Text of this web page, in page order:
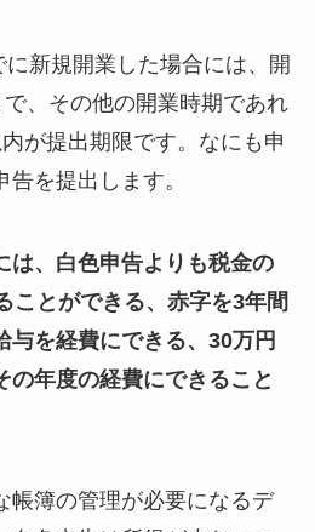
新規開業した場合には、開
、その他の開業時期であれ
が提出期限です。なにも申
を提出します。
は、白色申告よりも税金の
ことができる、赤字を3年間
与を経費にできる、30万円
の年度の経費にできること
帳簿の管理が必要になるデ